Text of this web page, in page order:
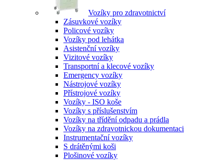
Vozíky pro zdravotnictví
Zásuvkové vozíky
Policové vozíky
Vozíky pod lehátka
Asistenční vozíky
Vizitové vozíky
Transportní a klecové vozíky
Emergency vozíky
Nástrojové vozíky
Přístrojové vozíky
Vozíky - ISO koše
Vozíky s příslušenstvím
Vozíky na třídění odpadu a prádla
Vozíky na zdravotnickou dokumentaci
Instrumentační vozíky
S drátěnými koši
Plošinové vozíky